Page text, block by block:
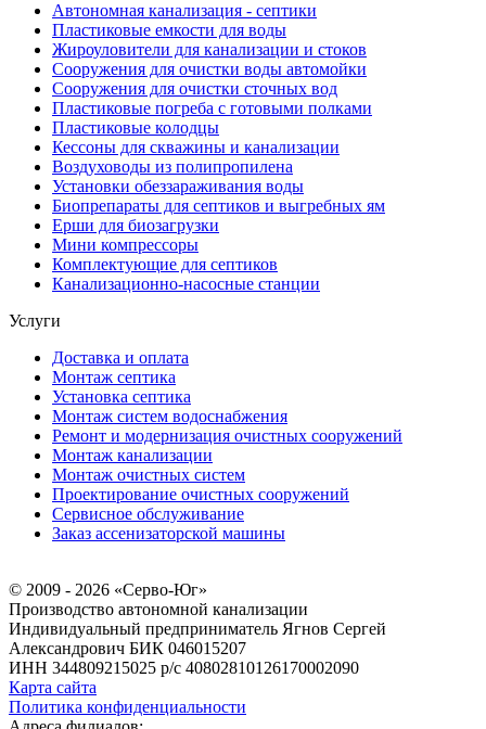
Автономная канализация - септики
Пластиковые емкости для воды
Жироуловители для канализации и стоков
Сооружения для очистки воды автомойки
Сооружения для очистки сточных вод
Пластиковые погреба с готовыми полками
Пластиковые колодцы
Кессоны для скважины и канализации
Воздуховоды из полипропилена
Установки обеззараживания воды
Биопрепараты для септиков и выгребных ям
Ерши для биозагрузки
Мини компрессоры
Комплектующие для септиков
Канализационно-насосные станции
Услуги
Доставка и оплата
Монтаж септика
Установка септика
Монтаж систем водоснабжения
Ремонт и модернизация очистных сооружений
Монтаж канализации
Монтаж очистных систем
Проектирование очистных сооружений
Сервисное обслуживание
Заказ ассенизаторской машины
© 2009 - 2026 «Серво-Юг»
Производство автономной канализации
Индивидуальный предприниматель Ягнов Сергей
Александрович БИК 046015207
ИНН 344809215025 р/с 40802810126170002090
Карта сайта
Политика конфиденциальности